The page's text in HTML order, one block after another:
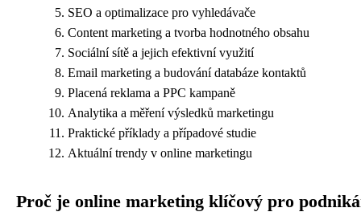
SEO a optimalizace pro vyhledávače
Content marketing a tvorba hodnotného obsahu
Sociální sítě a jejich efektivní využití
Email marketing a budování databáze kontaktů
Placená reklama a PPC kampaně
Analytika a měření výsledků marketingu
Praktické příklady a případové studie
Aktuální trendy v online marketingu
Proč je online marketing klíčový pro